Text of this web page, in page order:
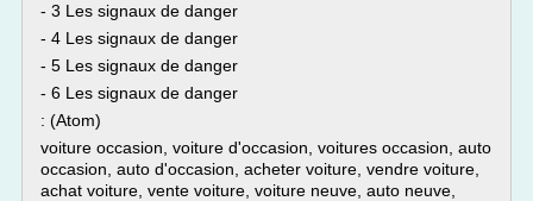
- 3 Les signaux de danger
- 4 Les signaux de danger
- 5 Les signaux de danger
- 6 Les signaux de danger
: (Atom)
voiture occasion, voiture d'occasion, voitures occasion, auto
occasion, auto d'occasion, acheter voiture, vendre voiture,
achat voiture, vente voiture, voiture neuve, auto neuve,